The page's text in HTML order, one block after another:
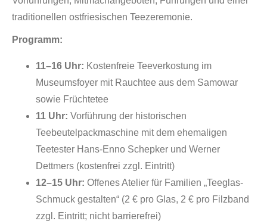
traditionellen ostfriesischen Teezeremonie.
Programm:
11–16 Uhr: Kostenfreie Teeverkostung im
Museumsfoyer mit Rauchtee aus dem Samowar
sowie Früchtetee
11 Uhr: Vorführung der historischen
Teebeutelpackmaschine mit dem ehemaligen
Teetester Hans-Enno Schepker und Werner
Dettmers (kostenfrei zzgl. Eintritt)
12–15 Uhr: Offenes Atelier für Familien „Teeglas-
Schmuck gestalten“ (2 € pro Glas, 2 € pro Filzband
zzgl. Eintritt; nicht barrierefrei)